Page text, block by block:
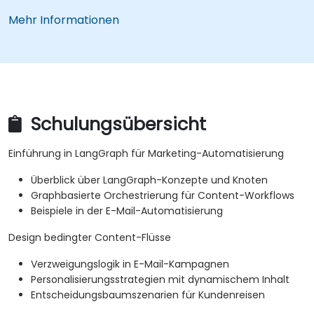
Mehr Informationen
Schulungsübersicht
Einführung in LangGraph für Marketing-Automatisierung
Überblick über LangGraph-Konzepte und Knoten
Graphbasierte Orchestrierung für Content-Workflows
Beispiele in der E-Mail-Automatisierung
Design bedingter Content-Flüsse
Verzweigungslogik in E-Mail-Kampagnen
Personalisierungsstrategien mit dynamischem Inhalt
Entscheidungsbaumszenarien für Kundenreisen